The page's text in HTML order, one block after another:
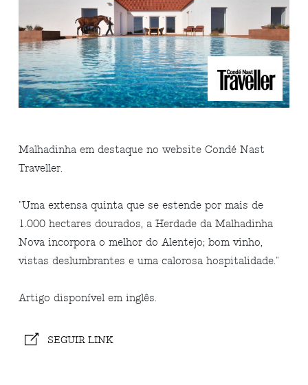
Malhadinha em destaque no website Condé Nast
Traveller.
"Uma extensa quinta que se estende por mais de
1.000 hectares dourados, a Herdade da Malhadinha
Nova incorpora o melhor do Alentejo; bom vinho,
vistas deslumbrantes e uma calorosa hospitalidade."
Artigo disponível em inglês.
SEGUIR LINK